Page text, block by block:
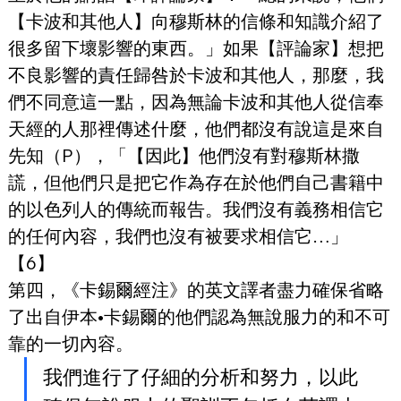
【卡波和其他人】向穆斯林的信條和知識介紹了
很多留下壞影響的東西。」如果【評論家】想把
不良影響的責任歸咎於卡波和其他人，那麼，我
們不同意這一點，因為無論卡波和其他人從信奉
天經的人那裡傳述什麼，他們都沒有說這是來自
先知（P），「【因此】他們沒有對穆斯林撒
謊，但他們只是把它作為存在於他們自己書籍中
的以色列人的傳統而報告。我們沒有義務相信它
的任何內容，我們也沒有被要求相信它…」
【6】
第四，《卡錫爾經注》的英文譯者盡力確保省略
了出自伊本•卡錫爾的他們認為無說服力的和不可
靠的一切內容。
我們進行了仔細的分析和努力，以此